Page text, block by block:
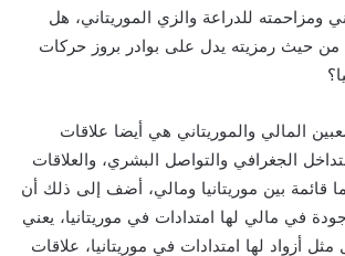
ومزاحمته للدراعة والزي الموريتاني، هل
من حيث رمزيته يدل على بوادر بروز حركات
المالي والموريتاني هي أيضا علاقات
الجغرافي والتواصل البشري، والعلاقات
قائمة بين موريتانيا ومالي، أضف إلى ذلك أن
في مالي لها امتدادات في موريتانيا، يعني
مثل أزواد لها امتدادات في موريتانيا، علاقات